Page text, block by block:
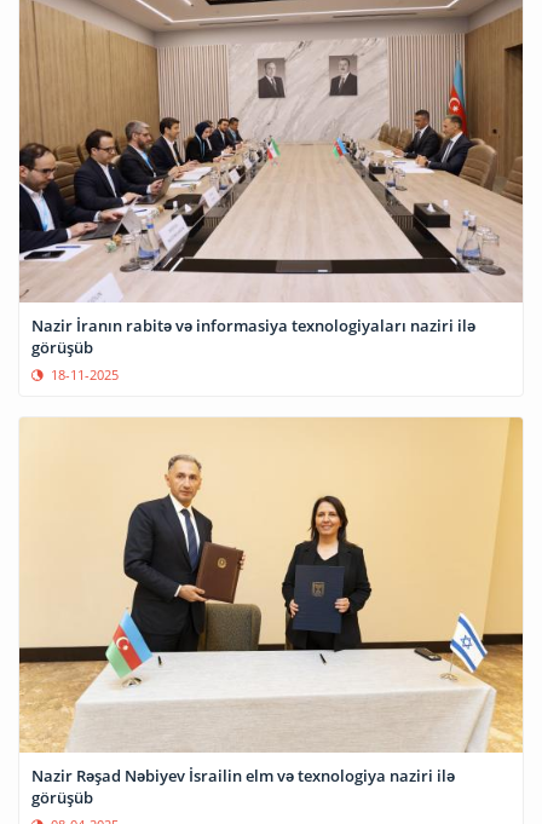
Nazir İranın rabitə və informasiya texnologiyaları naziri ilə
görüşüb
18-11-2025
Nazir Rəşad Nəbiyev İsrailin elm və texnologiya naziri ilə
görüşüb